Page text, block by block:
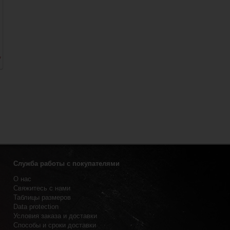
Служба работы с покупателями
О нас
Свяжитесь с нами
Таблицы размеров
Data protection
Условия заказа и доставки
Способы и сроки доставки